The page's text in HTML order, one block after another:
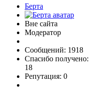
Берта
Вне сайта
Модератор
Сообщений: 1918
Спасибо получено:
18
Репутация: 0